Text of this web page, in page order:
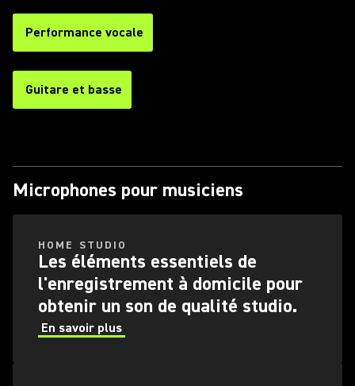
Performance vocale
Guitare et basse
Microphones pour musiciens
HOME STUDIO
Les éléments essentiels de
l'enregistrement à domicile pour
obtenir un son de qualité studio.
En savoir plus